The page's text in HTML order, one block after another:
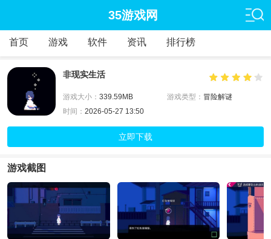
35游戏网
首页 游戏 软件 资讯 排行榜
非现实生活
游戏大小： 339.59MB 游戏类型： 冒险解谜
时间： 2026-05-27 13:50
立即下载
游戏截图